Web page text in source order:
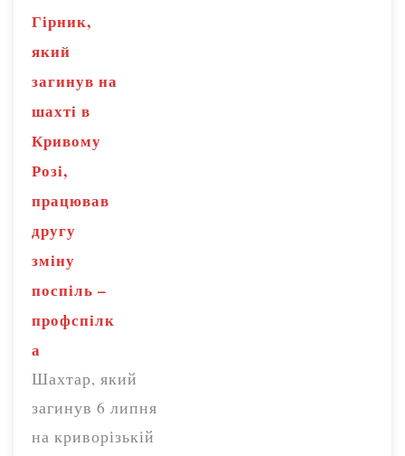
Гірник,
який
загинув на
шахті в
Кривому
Розі,
працював
другу
зміну
поспіль –
профспілк
а
Шахтар, який
загинув 6 липня
на криворізькій